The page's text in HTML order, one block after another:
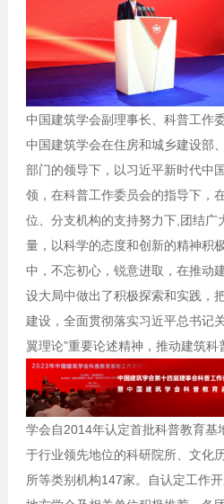
中国建筑学会副理事长、科普工作
中国建筑学会在住房和城乡建设部
部门的领导下，以习近平新时代中
领，在科普工作委员会的指导下，
位、分支机构的支持努力下,团结广
量，以科学的态度和创新的精神积
中，不忘初心，锐意进取，在推动
设大局中做出了积极探索和实践，
建设，全面贯彻落实习近平总书记
翼理论”重要论述精神，推动建筑科
学会自2014年认定首批科普教育基
于行业领先地位的科研院所、文化
所等类别机构147家。自认定工作